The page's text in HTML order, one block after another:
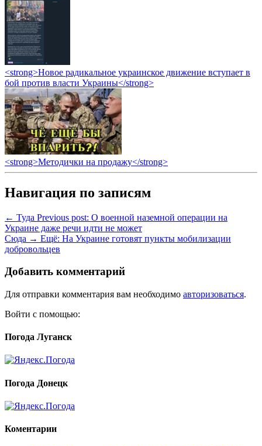
<strong>Новое радикальное украинское движение вступает в
бой против власти Украины</strong>
<strong>Методички на продажу</strong>
Навигация по записям
← Туда Previous post: О военной наземной операции на
Украине даже речи идти не может
Сюда → Ещё: На Украине готовят пункты мобилизации
добровольцев
Добавить комментарий
Для отправки комментария вам необходимо авторизоваться.
Войти с помощью:
Погода Луганск
Погода Донецк
Коментарии